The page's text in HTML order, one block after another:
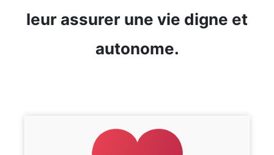
leur assurer une vie digne et
autonome.